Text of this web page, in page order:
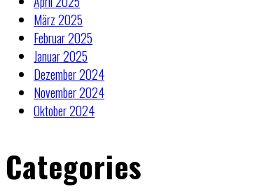
März 2025
Februar 2025
Januar 2025
Dezember 2024
November 2024
Oktober 2024
Categories